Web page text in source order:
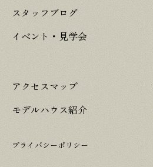
スタッフブログ
イベント・見学会
アクセスマップ
モデルハウス紹介
プライバシーポリシー